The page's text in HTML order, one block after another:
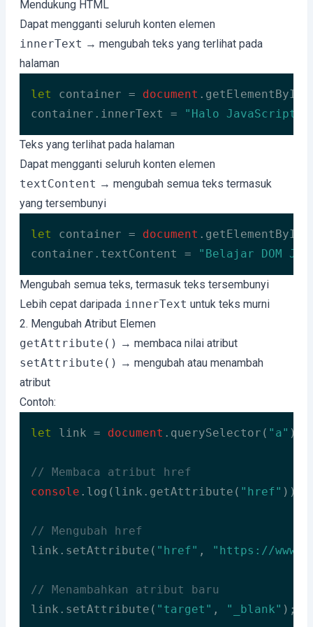
Mendukung HTML
Dapat mengganti seluruh konten elemen
innerText → mengubah teks yang terlihat pada
halaman
let container = document .getElementById(
container.innerText =
"Halo JavaScript!"
Code language: JavaScript (javascript
Teks yang terlihat pada halaman
Dapat mengganti seluruh konten elemen
textContent → mengubah semua teks termasuk
yang tersembunyi
let container = document .getElementById(
container.textContent =
"Belajar DOM
Code language: JavaScript (javascript)
Mengubah semua teks, termasuk teks tersembunyi
Lebih cepat daripada innerText untuk teks murni
2. Mengubah Atribut Elemen
getAttribute() → membaca nilai atribut
setAttribute() → mengubah atau menambah
atribut
Contoh:
let link = document .querySelector( "a" );
// Membaca atribut href
console .log(link.getAttribute( "href" ));
// Mengubah href
link.setAttribute( "href" , "https://
// Menambahkan atribut baru
link.setAttribute( "target" , "_blank" );